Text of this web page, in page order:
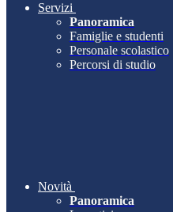
Servizi
Panoramica
Famiglie e studenti
Personale scolastico
Percorsi di studio
Novità
Panoramica